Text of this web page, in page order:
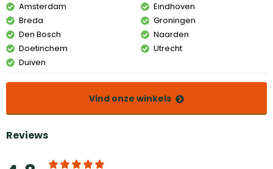
Amsterdam
Breda
Den Bosch
Doetinchem
Duiven
Eindhoven
Groningen
Naarden
Utrecht
Vind onze winkels
Reviews